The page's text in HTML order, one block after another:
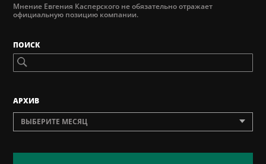
Мнение Евгения Касперского не обязательно отражает
официальную позицию компании.
ПОИСК
AРХИВ
ВЫБЕРИТЕ МЕСЯЦ